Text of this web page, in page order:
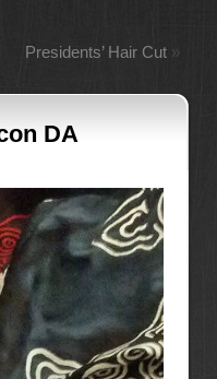
Presidents’ Hair Cut »
DA